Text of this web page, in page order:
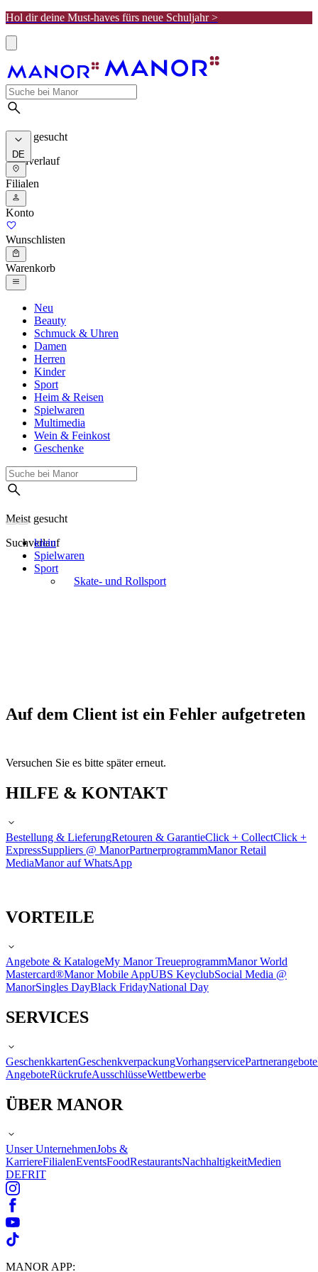
Hol dir deine Must-haves fürs neue Schuljahr >
Meist gesucht
Suchverlauf
DE
Filialen
Konto
Wunschlisten
Warenkorb
Neu
Beauty
Schmuck & Uhren
Damen
Herren
Kinder
Sport
Heim & Reisen
Spielwaren
Multimedia
Wein & Feinkost
Geschenke
Meist gesucht
Suchverlauf
klein
Spielwaren
Sport
Skate- und Rollsport
Auf dem Client ist ein Fehler aufgetreten
Versuchen Sie es bitte später erneut.
HILFE & KONTAKT
Bestellung & LieferungRetouren & GarantieClick + CollectClick +
ExpressSuppliers @ ManorPartnerprogrammManor Retail
MediaManor auf WhatsApp
VORTEILE
Angebote & KatalogeMy Manor TreueprogrammManor World
Mastercard®Manor Mobile AppUBS KeyclubSocial Media @
ManorSingles DayBlack FridayNational Day
SERVICES
GeschenkkartenGeschenkverpackungVorhangservicePartnerangebote
AngeboteRückrufeAusschlüsseWettbewerbe
ÜBER MANOR
Unser UnternehmenJobs &
KarriereFilialenEventsFoodRestaurantsNachhaltigkeitMedien
DEFRIT
MANOR APP: